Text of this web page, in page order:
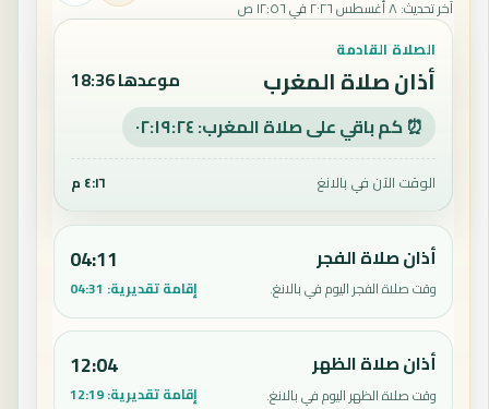
آخر تحديث:٨ أغسطس ٢٠٢٦ في ١٢:٥٦ ص
الصلاة القادمة
أذان صلاة المغرب موعدها 18:36
⏰ كم باقي على صلاة المغرب: ٠٢:١٩:٢٣
الوقت الآن في بالانغ ٤:١٦ م
أذان صلاة الفجر
وقت صلاة الفجر اليوم في بالانغ.
04:11
إقامة تقديرية: 04:31
أذان صلاة الظهر
وقت صلاة الظهر اليوم في بالانغ.
12:04
إقامة تقديرية:12:19